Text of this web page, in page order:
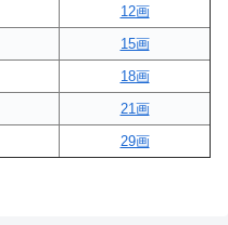
12画
15画
18画
21画
29画